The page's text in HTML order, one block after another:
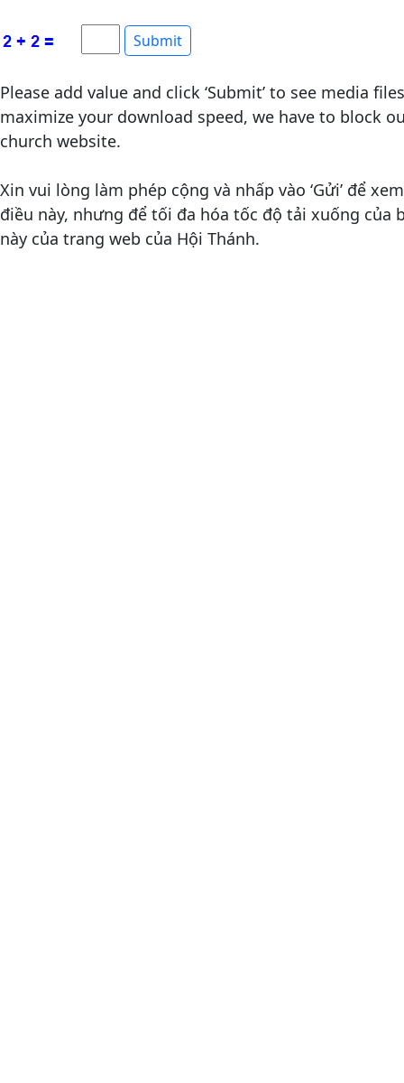
Please add value and click ‘Submit’ to see media
maximize your download speed, we have to block
church website.
Xin vui lòng làm phép cộng và nhấp vào ‘Gửi’ để
điều này, nhưng để tối đa hóa tốc độ tải xuống của
này của trang web của Hội Thánh.